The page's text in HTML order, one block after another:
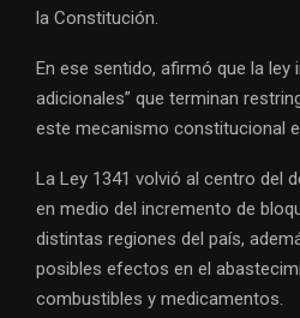
la Constitución.
En ese sentido, afirmó que la ley
adicionales” que terminan
este mecanismo constitucional
La Ley 1341 volvió al centro del
en medio del incremento de
distintas regiones del país,
posibles efectos en el
combustibles y medicamentos.